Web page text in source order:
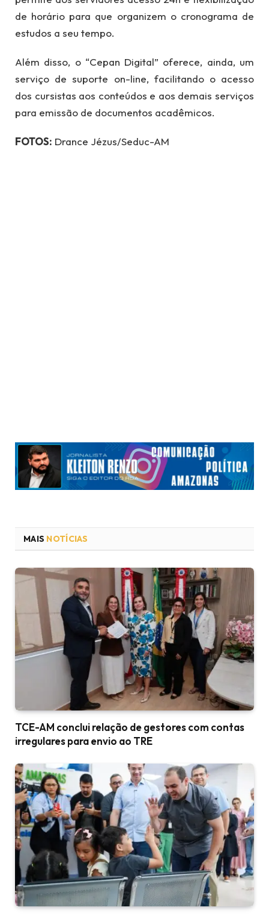
de horário para que organizem o cronograma de
estudos a seu tempo.
Além disso, o “Cepan Digital” oferece, ainda, um
serviço de suporte on-line, facilitando o acesso
dos cursistas aos conteúdos e aos demais serviços
para emissão de documentos acadêmicos.
FOTOS: Drance Jézus/Seduc-AM
MAIS NOTÍCIAS
TCE-AM conclui relação de gestores com contas
irregulares para envio ao TRE